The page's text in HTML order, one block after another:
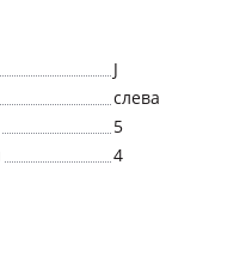
J
слева
5
4